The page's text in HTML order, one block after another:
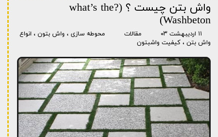
واش بتن چیست ؟ (?what’s the
Washbeton)
۱۱ اردیبهشت ۰۳ مقالات محوطه سازی ، واش بتون ، انواع
واش بتن ، کیفیت واشبتون